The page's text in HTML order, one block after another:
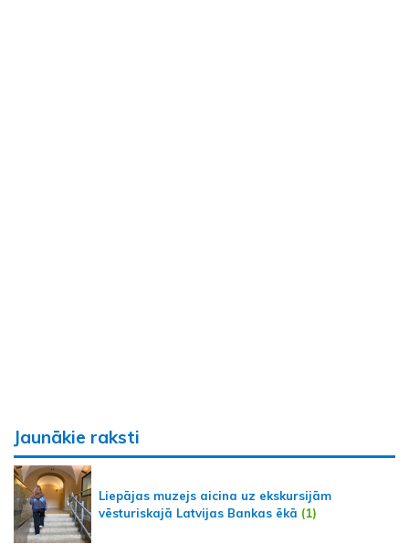
Jaunākie raksti
Liepājas muzejs aicina uz ekskursijām
vēsturiskajā Latvijas Bankas ēkā (1)